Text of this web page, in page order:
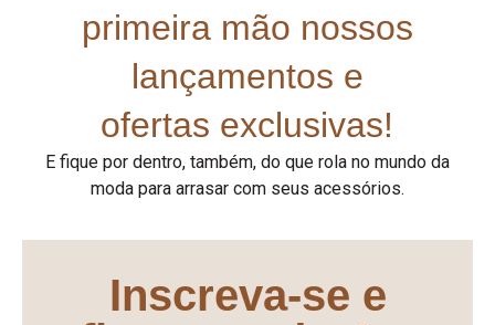
primeira mão nossos
lançamentos e
ofertas exclusivas!
E fique por dentro, também, do que rola no mundo da
moda para arrasar com seus acessórios.
Inscreva-se e